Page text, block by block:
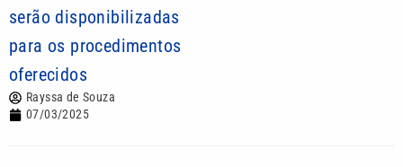
serão disponibilizadas
para os procedimentos
oferecidos
Rayssa de Souza
07/03/2025